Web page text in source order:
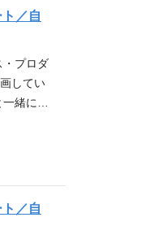
怠マネ
、業務
策の立
プセル
評価/面
務の変
【必須
タマー
以上の
PDCA）
レート
連携実
／自
・プロダ
してい
緒に働
ダクト
務をお
務の品
怠マネ
、業務
／自